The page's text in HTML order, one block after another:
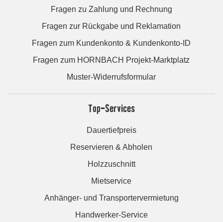
Fragen zu Zahlung und Rechnung
Fragen zur Rückgabe und Reklamation
Fragen zum Kundenkonto & Kundenkonto-ID
Fragen zum HORNBACH Projekt-Marktplatz
Muster-Widerrufsformular
Top-Services
Dauertiefpreis
Reservieren & Abholen
Holzzuschnitt
Mietservice
Anhänger- und Transportervermietung
Handwerker-Service